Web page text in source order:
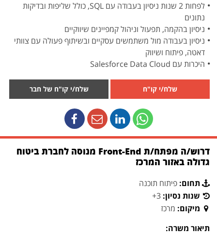
לפחות 2 שנות ניסיון בעבודה עם SQL, כולל שליפות ובדיקות
נתונים
ניסיון בהקמה, תפעול וניהול קמפיינים שיווקיים
ניסיון בעבודה מול משתמשים עסקיים ובשיתוף פעולה עם צוותי
דאטה, פיתוח ושיווק
היכרות עם Salesforce Data Cloud
שלח/י קו"ח שלח/י קו"ח של חבר
דרוש/ה מפתח/ת Front-End מנוסה לחברת ביטוח
גדולה באזור המרכז
תחום: פיתוח תוכנה
שנות נסיון: 3+
מיקום: מרכז
תיאור משרה: